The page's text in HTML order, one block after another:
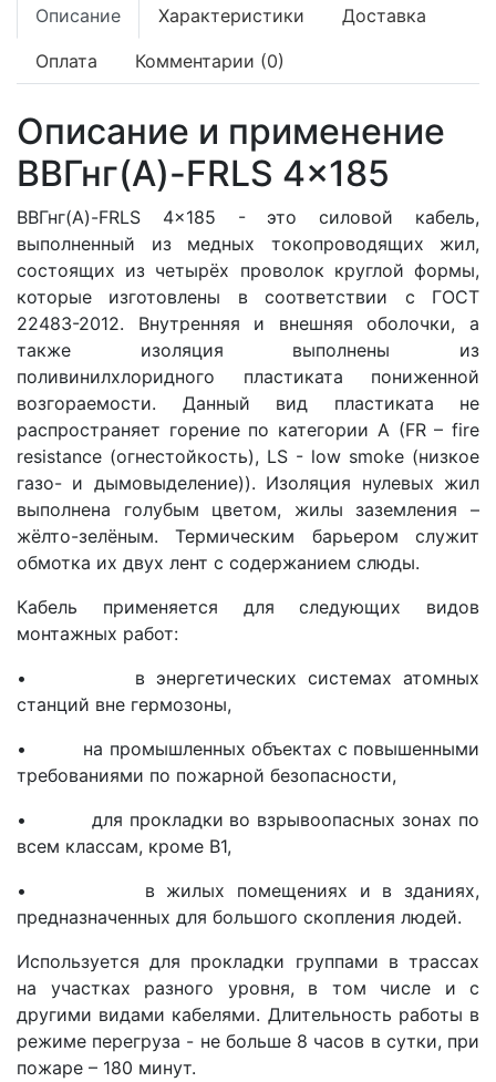
Описание Характеристики Доставка
Оплата Комментарии (0)
Описание и применение
ВВГнг(A)-FRLS 4x185
ВВГнг(A)-FRLS 4x185 - это силовой кабель,
выполненный из медных токопроводящих жил,
состоящих из четырёх проволок круглой формы,
которые изготовлены в соответствии с ГОСТ
22483-2012. Внутренняя и внешняя оболочки, а
также изоляция выполнены из
поливинилхлоридного пластиката пониженной
возгораемости. Данный вид пластиката не
распространяет горение по категории A (FR – fire
resistance (огнестойкость), LS - low smoke (низкое
газо- и дымовыделение)). Изоляция нулевых жил
выполнена голубым цветом, жилы заземления –
жёлто-зелёным. Термическим барьером служит
обмотка их двух лент с содержанием слюды.
Кабель применяется для следующих видов
монтажных работ:
• в энергетических системах атомных
станций вне гермозоны,
• на промышленных объектах с повышенными
требованиями по пожарной безопасности,
• для прокладки во взрывоопасных зонах по
всем классам, кроме В1,
• в жилых помещениях и в зданиях,
предназначенных для большого скопления людей.
Используется для прокладки группами в трассах
на участках разного уровня, в том числе и с
другими видами кабелями. Длительность работы в
режиме перегруза - не больше 8 часов в сутки, при
пожаре – 180 минут.